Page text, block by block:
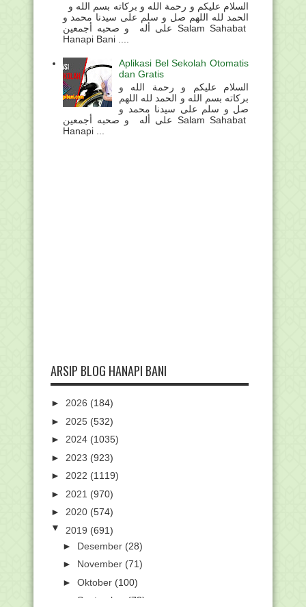
الحمد لله اللهم صل و سلم على سيدنا محمد و
على أله و صحبه أجمعين Salam Sahabat
Hanapi Bani ....
Aplikasi Bel Sekolah Otomatis
dan Gratis
السلام عليكم و رحمة الله و
بركاته بسم الله و الحمد لله اللهم
صل و سلم على سيدنا محمد و
على أله و صحبه أجمعين Salam Sahabat
Hanapi ...
ARSIP BLOG HANAPI BANI
► 2026 (184)
► 2025 (532)
► 2024 (1035)
► 2023 (923)
► 2022 (1119)
► 2021 (970)
► 2020 (574)
▼ 2019 (691)
► Desember (28)
► November (71)
► Oktober (100)
September
(78)